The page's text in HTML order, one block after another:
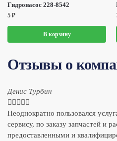
Гидронасос 228-8542
5 ₽
В корзину
Отзывы о
Денис Турбин
    
Неоднократно пользовался
сервису, по заказу запчастей и
предоставленными и